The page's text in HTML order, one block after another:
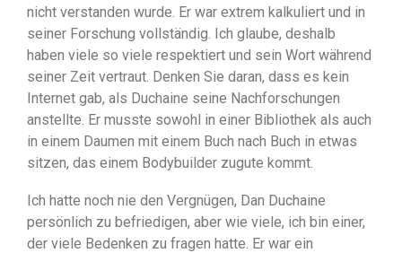
nicht verstanden wurde. Er war extrem kalkuliert und in
seiner Forschung vollständig. Ich glaube, deshalb
haben viele so viele respektiert und sein Wort während
seiner Zeit vertraut. Denken Sie daran, dass es kein
Internet gab, als Duchaine seine Nachforschungen
anstellte. Er musste sowohl in einer Bibliothek als auch
in einem Daumen mit einem Buch nach Buch in etwas
sitzen, das einem Bodybuilder zugute kommt.
Ich hatte noch nie den Vergnügen, Dan Duchaine
persönlich zu befriedigen, aber wie viele, ich bin einer,
der viele Bedenken zu fragen hatte. Er war ein